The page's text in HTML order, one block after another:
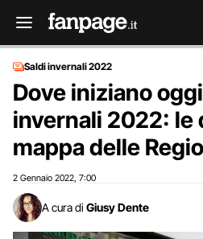
Saldi invernali 2022
Dove iniziano
invernali 2022: le
mappa delle
2 Gennaio 2022 7:00
A cura di Giusy Dente